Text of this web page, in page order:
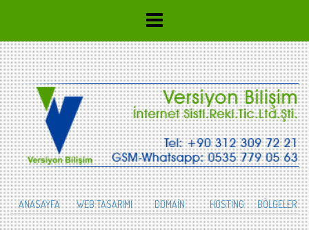
ANASAYFA WEB TASARIMI DOMAİN HOSTİNG BÖLGELER